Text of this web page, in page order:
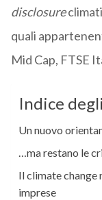
disclosure
quali
Mid Cap, FTSE
Indice
Un nuovo
…ma restano le
Il climate change
imprese